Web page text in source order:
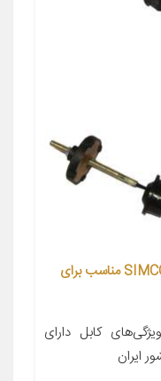
کابل کلاچ سیمیران مدل SIMCCPJ206RT1 مناسب برای
کابل دارای